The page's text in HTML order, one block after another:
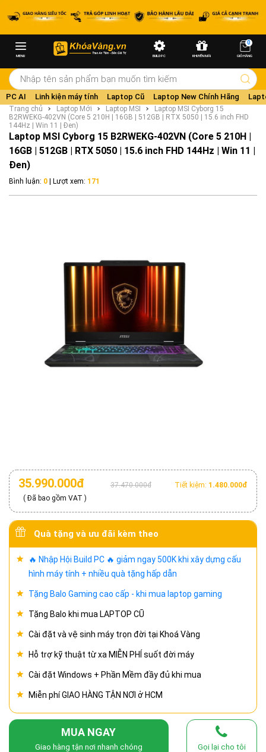
MENU BUILD PC KHUYẾN MÃI
0
GIỎ HÀNG
PC AI Linh kiện máy tính Laptop Cũ Laptop New Chính Hãng
Trang chủ Laptop Mới Laptop MSI
Laptop MSI Cyborg 15
B2RWEKG-402VN (Core 5 210H | 16GB | 512GB | RTX 5050 | 15.6 inch FHD
144Hz | Win 11 | Đen)
Laptop MSI Cyborg 15 B2RWEKG-402VN (Core 5 210H |
16GB | 512GB | RTX 5050 | 15.6 inch FHD 144Hz | Win 11 |
Đen)
Bình luận: 0 | Lượt xem: 171
35.990.000đ
( Đã bao gồm VAT )
37.470.000đ Tiết kiệm: 1.480.000đ
Quà tặng và ưu đãi kèm theo
🔥 Nhập Hội Build PC 🔥 giảm ngay 500K khi xây dựng cấu
hình máy tính + nhiều quà tặng hấp dẫn
Tặng Balo Gaming cao cấp - khi mua laptop gaming
Tặng Balo khi mua LAPTOP CŨ
Cài đặt và vệ sinh máy trọn đời tại Khoá Vàng
Hỗ trợ kỹ thuật từ xa MIỄN PHÍ suốt đời máy
Cài đặt Windows + Phần Mềm đầy đủ khi mua
Miễn phí GIAO HÀNG TẬN NƠI ở HCM
MUA NGAY
Giao hàng tận nơi nhanh chóng Gọi lại cho tôi